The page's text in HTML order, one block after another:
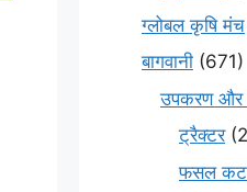
ग्लोबल कृषि मंच
बागवानी (671)
उपकरण और
ट्रैक्टर
फसल